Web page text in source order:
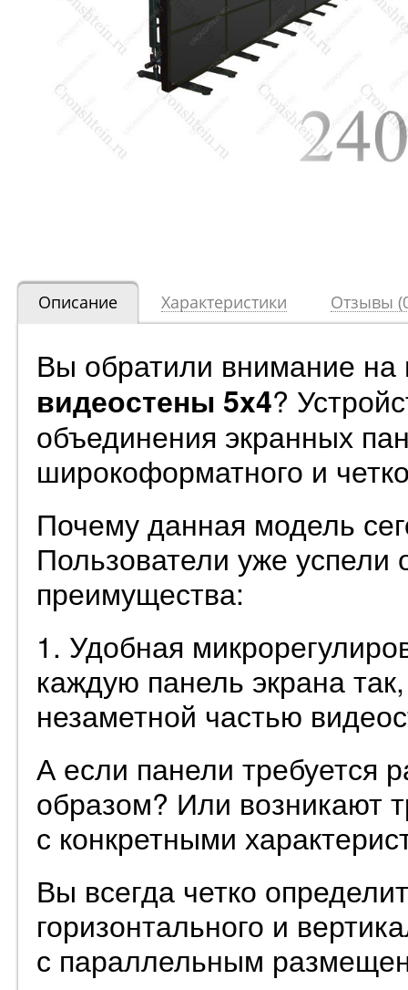
Описание Характеристики Отзывы
Вы обратили внимание на
видеостены 5x4?
объединения экранных
широкоформатного и
Почему данная модель
Пользователи уже
преимущества:
1. Удобная
каждую панель экрана
незаметной частью
А если панели требуется
образом? Или возникают
с конкретными
Вы всегда четко
горизонтального и
с параллельным